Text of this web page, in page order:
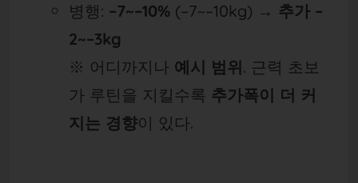
병행: –7~–10% (–7~–10kg) → 추가 –
2~–3kg
※ 어디까지나 예시 범위. 근력 초보
가 루틴을 지킬수록 추가폭이 더 커
지는 경향이 있다.